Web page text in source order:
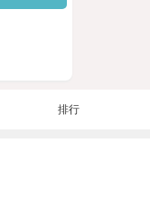
排行